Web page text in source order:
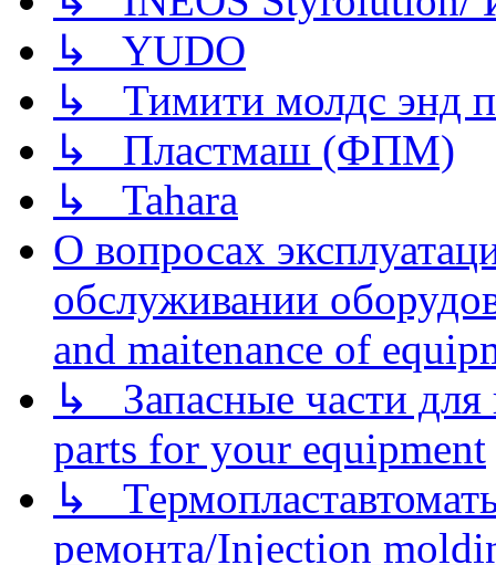
↳ YUDO
↳ Тимити молдс энд
↳ Пластмаш (ФПМ)
↳ Tahara
О вопросах
обслуживании
and maitenance of
↳ Запасные части для
parts for your equipment
↳
ремонта/Injection